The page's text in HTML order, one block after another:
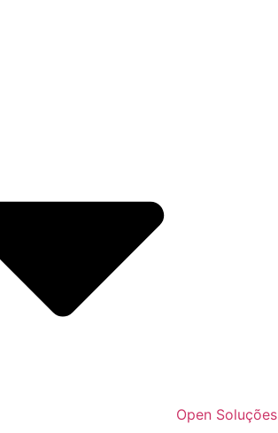
Open Soluções